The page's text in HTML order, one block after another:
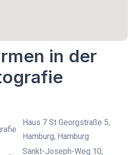
in der
Haus 7 St Georgstraße 5,
Hamburg, Hamburg
Sankt-Joseph-Weg 10,